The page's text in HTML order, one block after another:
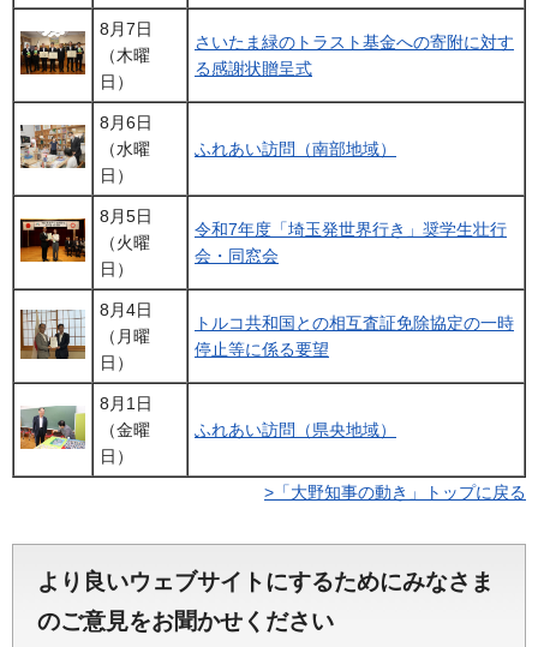
8月7日
（木曜
日）
さいたま緑のトラスト基金への寄附に対す
る感謝状贈呈式
8月6日
（水曜
日）
ふれあい訪問（南部地域）
8月5日
（火曜
日）
令和7年度「埼玉発世界行き」奨学生壮行
会・同窓会
8月4日
（月曜
日）
トルコ共和国との相互査証免除協定の一時
停止等に係る要望
8月1日
（金曜
日）
ふれあい訪問（県央地域）
>「大野知事の動き」トップに戻る
より良いウェブサイトにするためにみなさま
のご意見をお聞かせください